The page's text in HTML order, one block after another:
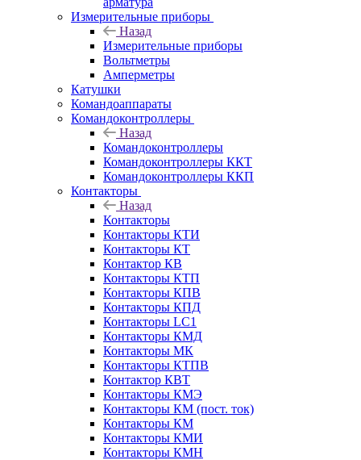
Измерительные приборы
Назад
Измерительные приборы
Вольтметры
Амперметры
Катушки
Командоаппараты
Командоконтроллеры
Назад
Командоконтроллеры
Командоконтроллеры ККТ
Командоконтроллеры ККП
Контакторы
Назад
Контакторы
Контакторы КТИ
Контакторы КТ
Контактор КВ
Контакторы КТП
Контакторы КПВ
Контакторы КПД
Контакторы LC1
Контакторы КМД
Контакторы МК
Контакторы КТПВ
Контактор КВТ
Контакторы КМЭ
Контакторы КМ (пост. ток)
Контакторы КМ
Контакторы КМИ
Контакторы КМН